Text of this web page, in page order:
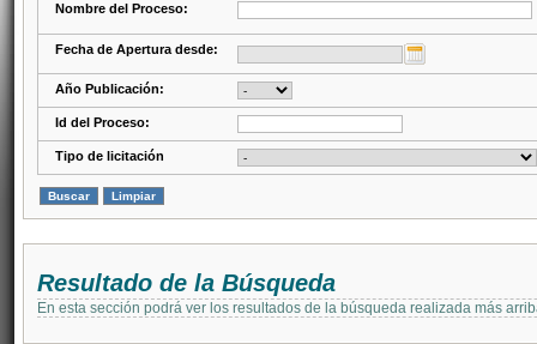
Nombre del Proceso:
Fecha de Apertura desde:
Año Publicación:
Id del Proceso:
Tipo de licitación
Resultado de la Búsqueda
En esta sección podrá ver los resultados de la búsqueda realizada más